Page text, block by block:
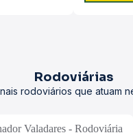
Rodoviárias
rodoviários que atuam
Valadares - Rodoviária